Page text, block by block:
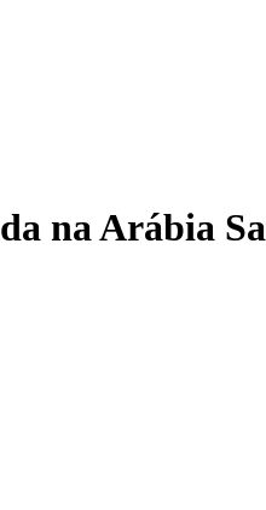
na Arábia